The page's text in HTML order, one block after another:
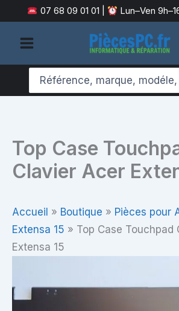
au
contenu
07 68 09 01 01 Lun–Ven
Search
for:
Top Case
Clavier Acer
Accueil » Boutique » Pièces pour
Extensa 15 » Top Case Touchpad
Extensa 15